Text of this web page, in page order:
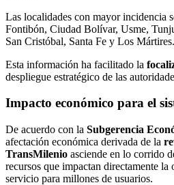
Las localidades con mayor incidencia
Fontibón, Ciudad Bolívar, Usme,
San Cristóbal, Santa Fe y Los Mártires.
Esta información ha facilitado la
despliegue estratégico de las
Impacto económico para el
De acuerdo con la Subgerencia
afectación económica derivada de la
TransMilenio asciende en lo corrido
recursos que impactan directamente
servicio para millones de usuarios.